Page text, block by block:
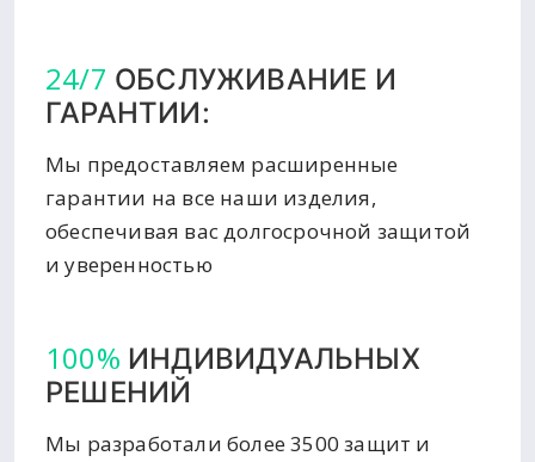
24/7 ОБСЛУЖИВАНИЕ И
ГАРАНТИИ:
Мы предоставляем расширенные
гарантии на все наши изделия,
обеспечивая вас долгосрочной защитой
и уверенностью
100% ИНДИВИДУАЛЬНЫХ
РЕШЕНИЙ
Мы разработали более 3500 защит и